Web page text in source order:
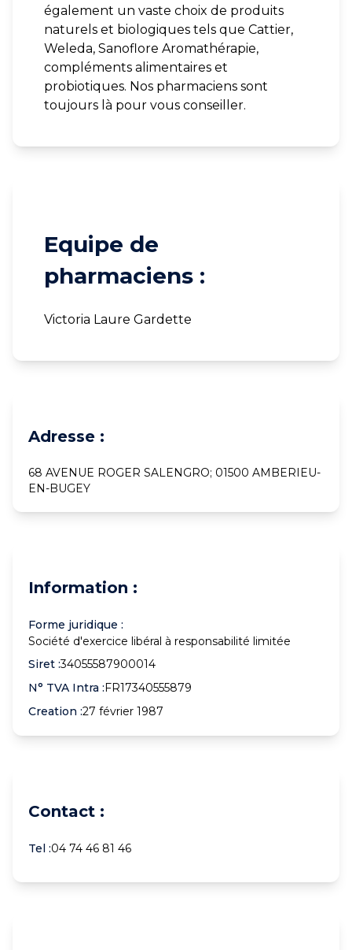
également un vaste choix de produits
naturels et biologiques tels que Cattier,
Weleda, Sanoflore Aromathérapie,
compléments alimentaires et
probiotiques. Nos pharmaciens sont
toujours là pour vous conseiller.
Equipe de
pharmaciens :
Victoria Laure Gardette
Adresse :
68 AVENUE ROGER SALENGRO; 01500 AMBERIEU-
EN-BUGEY
Information :
Forme juridique :
Société d'exercice libéral à responsabilité limitée
Siret :34055587900014
N° TVA Intra :FR17340555879
Creation :27 février 1987
Contact :
Tel :04 74 46 81 46